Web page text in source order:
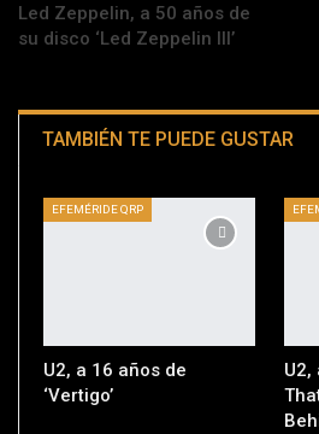
Led Zeppelin, a 50 años de
su disco ‘Led Zeppelin III’
TAMBIÉN TE PUEDE GUSTAR
EFEMÉRIDE QRP
U2, a 16 años de
‘Vertigo’
U2,